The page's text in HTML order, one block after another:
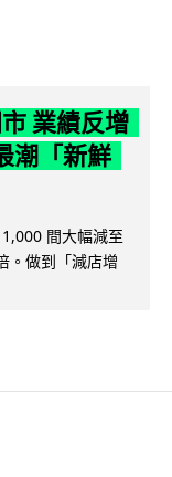
業績反增
潮「新鮮
間大幅減至
。做到「減店增